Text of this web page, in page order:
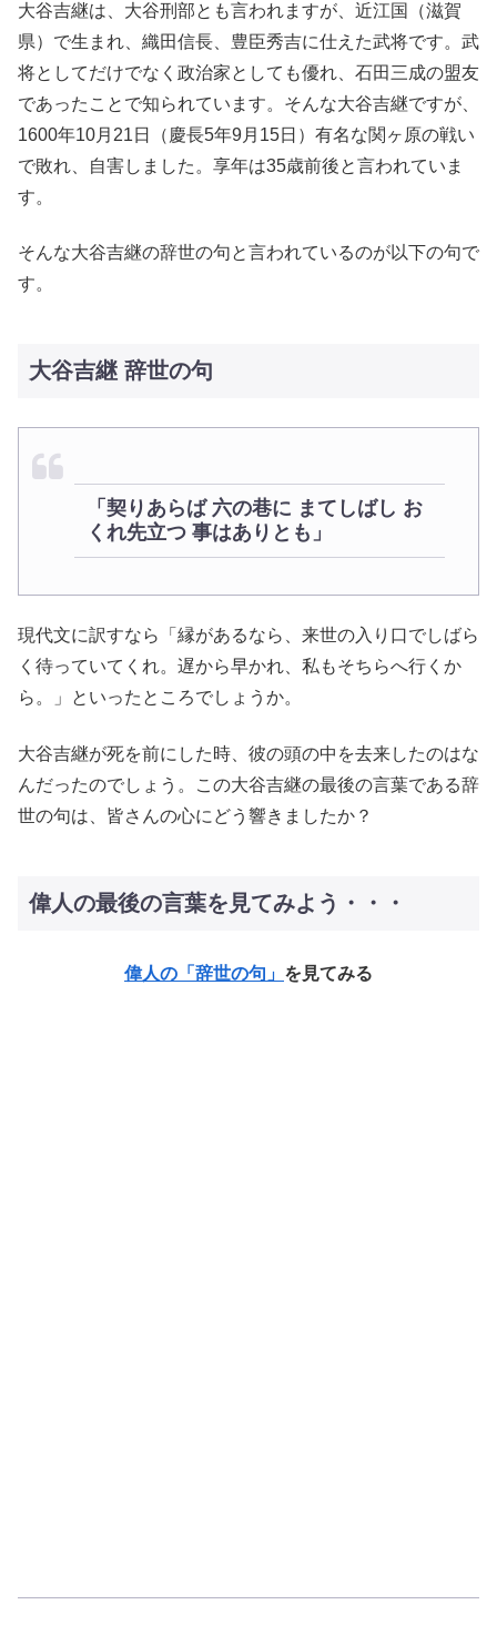
大谷吉継は、大谷刑部とも言われますが、近江国（滋賀
県）で生まれ、織田信長、豊臣秀吉に仕えた武将です。武
将としてだけでなく政治家としても優れ、石田三成の盟友
であったことで知られています。そんな大谷吉継ですが、
1600年10月21日（慶長5年9月15日）有名な関ヶ原の戦い
で敗れ、自害しました。享年は35歳前後と言われていま
す。
そんな大谷吉継の辞世の句と言われているのが以下の句で
す。
大谷吉継 辞世の句
「契りあらば 六の巷に まてしばし お
くれ先立つ 事はありとも」
現代文に訳すなら「縁があるなら、来世の入り口でしばら
く待っていてくれ。遅から早かれ、私もそちらへ行くか
ら。」といったところでしょうか。
大谷吉継が死を前にした時、彼の頭の中を去来したのはな
んだったのでしょう。この大谷吉継の最後の言葉である辞
世の句は、皆さんの心にどう響きましたか？
偉人の最後の言葉を見てみよう・・・
偉人の「辞世の句」 を見てみる